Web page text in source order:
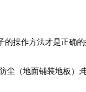
操作方法才是正确
地面铺装地板）;电